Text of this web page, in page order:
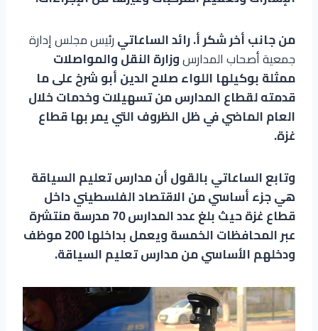
من جانب أخر شكر أ. رائد الساعاتيرئيس مجلس إدارة
جمعية أصحاب المدارسوزارة النقل والمواصلات
ممثلة بوكيلها اللواء صلاح الدين أبو شرخ على ما
قدمته لقطاع المدارس من تسهيلات وخدمات خلال
العام الماضي في ظل الظروف التي يمر بها قطاع
غزة.
وتابع الساعاتي بالقول أن مدارس تعليم السياقة
هي جزء أساسي من الاقتصاد الفلسطيني داخل
قطاع غزة حيث بلغ عدد المدارس 70 مدرسة منتشرة
عبر المحافظات الخمسة ويعمل بداخلها 200 موظف
ودخلهم الأساسي من مدارس تعليم السياقة.